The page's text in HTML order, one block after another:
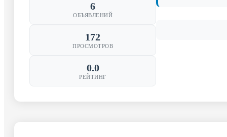
6
ОБЪЯВЛЕНИЙ
172
ПРОСМОТРОВ
0.0
РЕЙТИНГ